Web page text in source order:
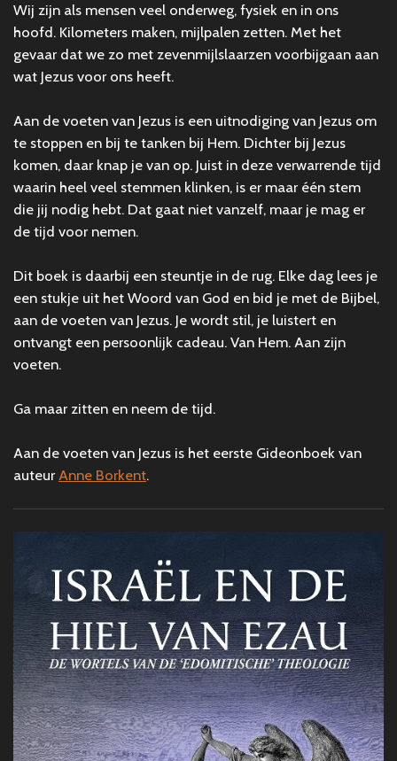
Wij zijn als mensen veel onderweg, fysiek en in ons
hoofd. Kilometers maken, mijlpalen zetten. Met het
gevaar dat we zo met zevenmijlslaarzen voorbijgaan aan
wat Jezus voor ons heeft.
Aan de voeten van Jezus is een uitnodiging van Jezus om
te stoppen en bij te tanken bij Hem. Dichter bij Jezus
komen, daar knap je van op. Juist in deze verwarrende tijd
waarin heel veel stemmen klinken, is er maar één stem
die jij nodig hebt. Dat gaat niet vanzelf, maar je mag er
de tijd voor nemen.
Dit boek is daarbij een steuntje in de rug. Elke dag lees je
een stukje uit het Woord van God en bid je met de Bijbel,
aan de voeten van Jezus. Je wordt stil, je luistert en
ontvangt een persoonlijk cadeau. Van Hem. Aan zijn
voeten.
Ga maar zitten en neem de tijd.
Aan de voeten van Jezus is het eerste Gideonboek van
auteur Anne Borkent.